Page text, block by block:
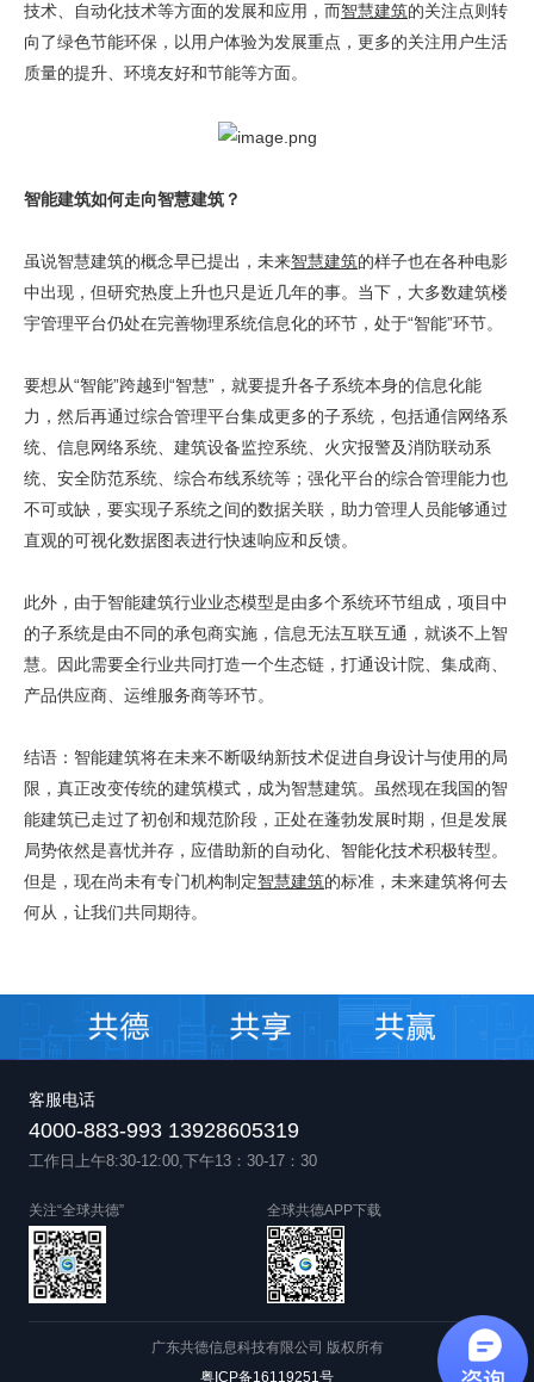
技术、自动化技术等方面的发展和应用，而智慧建筑的关注点则转
向了绿色节能环保，以用户体验为发展重点，更多的关注用户生活
质量的提升、环境友好和节能等方面。
智能建筑如何走向智慧建筑？
虽说智慧建筑的概念早已提出，未来智慧建筑的样子也在各种电影
中出现，但研究热度上升也只是近几年的事。当下，大多数建筑楼
宇管理平台仍处在完善物理系统信息化的环节，处于“智能”环节。
要想从“智能”跨越到“智慧”，就要提升各子系统本身的信息化能
力，然后再通过综合管理平台集成更多的子系统，包括通信网络系
统、信息网络系统、建筑设备监控系统、火灾报警及消防联动系
统、安全防范系统、综合布线系统等；强化平台的综合管理能力也
不可或缺，要实现子系统之间的数据关联，助力管理人员能够通过
直观的可视化数据图表进行快速响应和反馈。
此外，由于智能建筑行业业态模型是由多个系统环节组成，项目中
的子系统是由不同的承包商实施，信息无法互联互通，就谈不上智
慧。因此需要全行业共同打造一个生态链，打通设计院、集成商、
产品供应商、运维服务商等环节。
结语：智能建筑将在未来不断吸纳新技术促进自身设计与使用的局
限，真正改变传统的建筑模式，成为智慧建筑。虽然现在我国的智
能建筑已走过了初创和规范阶段，正处在蓬勃发展时期，但是发展
局势依然是喜忧并存，应借助新的自动化、智能化技术积极转型。
但是，现在尚未有专门机构制定智慧建筑的标准，未来建筑将何去
何从，让我们共同期待。
客服电话
4000-883-993 13928605319
工作日上午8:30-12:00,下午13：30-17：30
关注“全球共德” 全球共德APP下载
广东共德信息科技有限公司 版权所有
粤ICP备16119251号